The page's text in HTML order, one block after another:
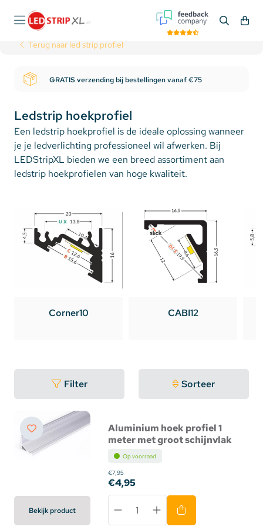
Terug naar led strip profiel
GRATIS verzending bij bestellingen vanaf €75
Ledstrip hoekprofiel
Een ledstrip hoekprofiel is de ideale oplossing wanneer
je je ledverlichting professioneel wil afwerken. Bij
LEDStripXL bieden we een breed assortiment aan
ledstrip hoekprofielen van hoge kwaliteit.
Corner10 CABI12
Filter Sorteer
Bekijk product
Aluminium hoek profiel 1
meter met groot schijnvlak
Op voorraad
€7,95
€4,95